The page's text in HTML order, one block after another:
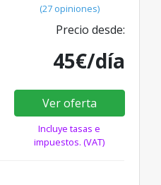
(27 opiniones)
Precio desde:
45€/día
Ver oferta
Incluye tasas e
impuestos. (VAT)